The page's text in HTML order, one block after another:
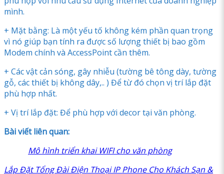
mình.
+ Mặt bằng: Là một yếu tố không kém phần quan trọng
vì nó giúp bạn tính ra được số lượng thiết bị bao gồm
Modem chính và AccessPoint cần thêm.
+ Các vật cản sóng, gây nhiễu (tường bê tông dày, tường
gỗ, các thiết bị không dây,.. ) Để từ đó chọn vị trí lắp đặt
phù hợp nhất.
+ Vị trí lắp đặt: Để phù hợp với decor tại văn phòng.
Bài viết liên quan:
Mô hình triển khai WIFI cho văn phòng
Lắp Đặt Tổng Đài Điện Thoại IP Phone Cho Khách Sạn &